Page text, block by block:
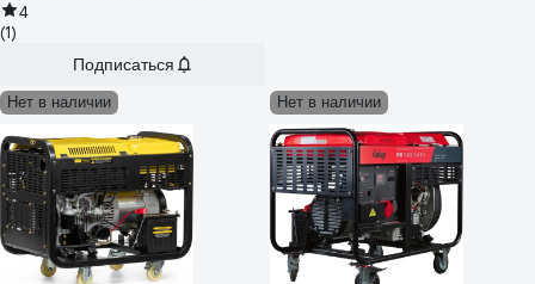
4
(1)
Подписаться
Нет в наличии Нет в наличии